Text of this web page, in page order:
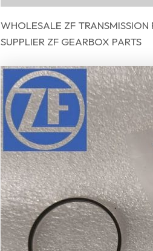
WHOLESALE ZF
SUPPLIER ZF GEARBOX PARTS